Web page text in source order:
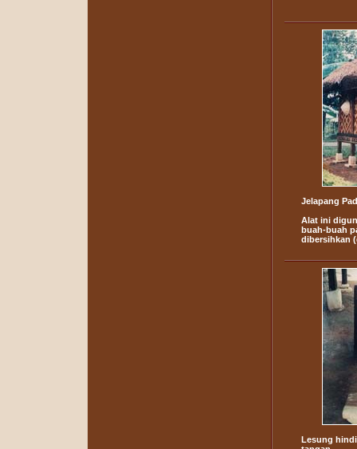
Jelapang
Alat ini
buah-buah
dibersihkan
Lesung